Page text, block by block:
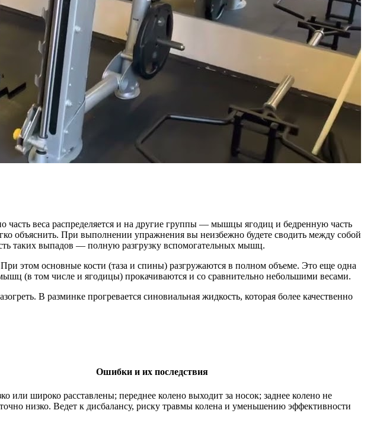
веса распределяется и на другие группы — мышцы ягодиц и бедренную часть
объяснить. При выполнении упражнения вы неизбежно будете сводить между собой
таких выпадов — полную разгрузку вспомогательных мышц.
этом основные кости (таза и спины) разгружаются в полном объеме. Это еще одна
(в том числе и ягодицы) прокачиваются и со сравнительно небольшими весами.
В разминке прогревается синовиальная жидкость, которая более качественно
Ошибки и их последствия
или широко расставлены; переднее колено выходит за носок; заднее колено не
низко. Ведет к дисбалансу, риску травмы колена и уменьшению эффективности